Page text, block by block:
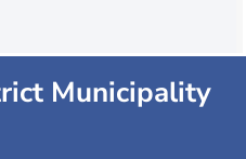
Municipality